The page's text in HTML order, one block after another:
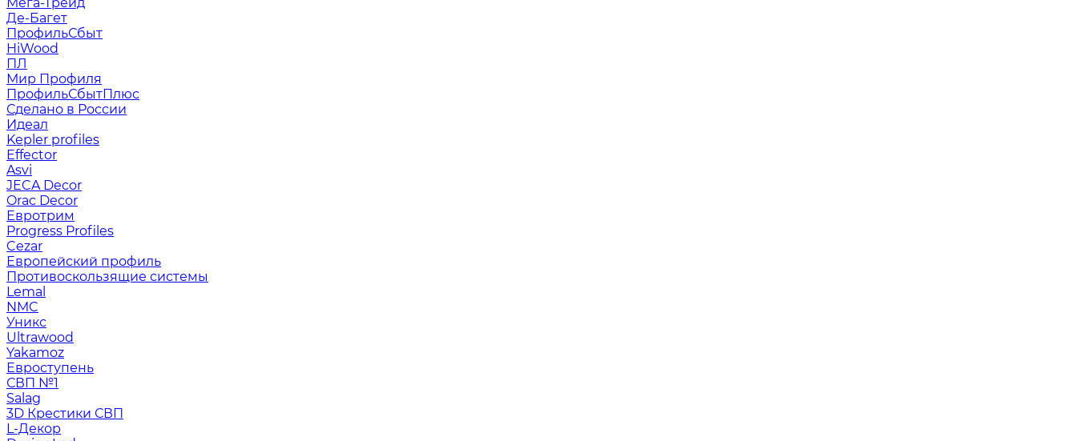
Де-Багет
ПрофильСбыт
HiWood
ПЛ
Мир Профиля
ПрофильСбытПлюс
Сделано в России
Идеал
Kepler profiles
Effector
Asvi
JECA Decor
Orac Decor
Евротрим
Progress Profiles
Cezar
Европейский профиль
Противоскользящие системы
Lemal
NMC
Уникс
Ultrawood
Yakamoz
Евроступень
СВП №1
Salag
3D Крестики СВП
L-Декор